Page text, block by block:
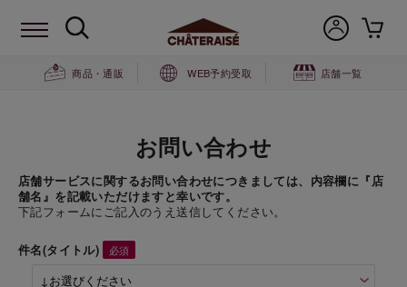
商品・通販 WEB予約受取 店舗一覧
お問い合わせ
店舗サービスに関するお問い合わせにつきましては、内容欄に『店
舗名』を記載いただけますと幸いです。
下記フォームにご記入のうえ送信してください。
件名(タイトル)